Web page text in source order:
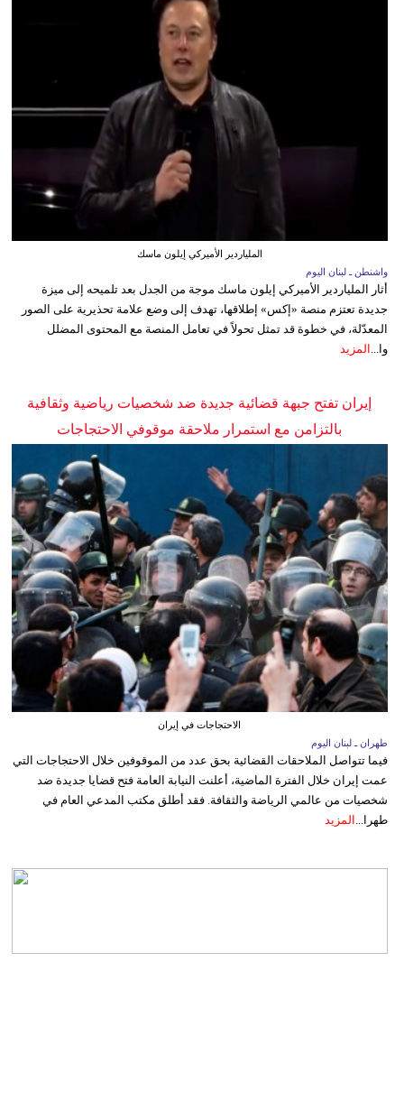
الملياردير الأميركي إيلون ماسك
واشنطن ـ لبنان اليوم
أثار الملياردير الأميركي إيلون ماسك موجة من الجدل بعد تلميحه إلى ميزة
جديدة تعتزم منصة «إكس» إطلاقها، تهدف إلى وضع علامة تحذيرية على الصور
المعدّلة، في خطوة قد تمثل تحولاً في تعامل المنصة مع المحتوى المضلل
وا... المزيد
إيران تفتح جبهة قضائية جديدة ضد شخصيات رياضية وثقافية
بالتزامن مع استمرار ملاحقة موقوفي الاحتجاجات
الاحتجاجات في إيران
طهران ـ لبنان اليوم
فيما تتواصل الملاحقات القضائية بحق عدد من الموقوفين خلال الاحتجاجات التي
عمت إيران خلال الفترة الماضية، أعلنت النيابة العامة فتح قضايا جديدة ضد
شخصيات من عالمي الرياضة والثقافة. فقد أطلق مكتب المدعي العام في
طهرا... المزيد